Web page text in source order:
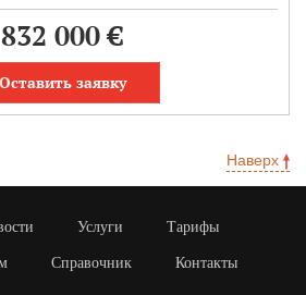
832 000 €
Оставить заявку
Наверх
Услуги Тарифы
Справочник Контакты